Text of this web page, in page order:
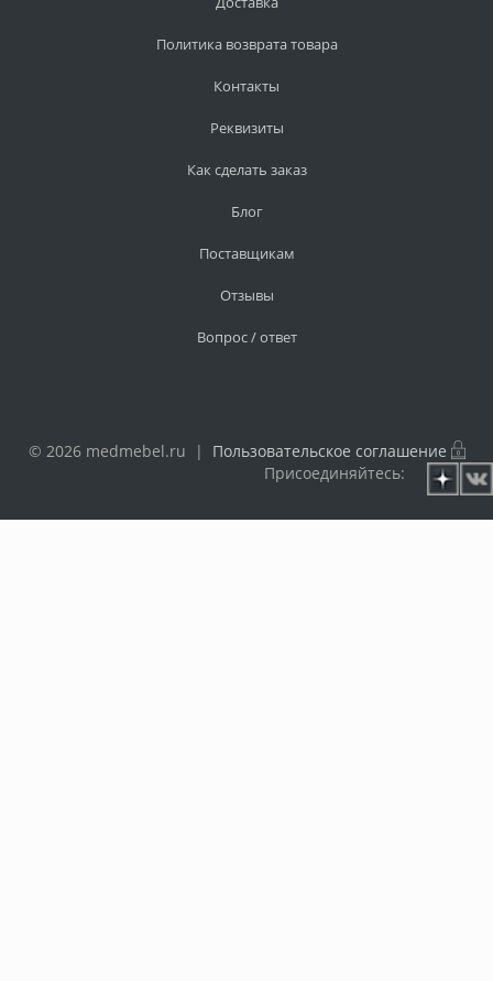
Политика возврата товара
Контакты
Реквизиты
Как сделать заказ
Блог
Поставщикам
Отзывы
Вопрос / ответ
© 2026 medmebel.ru | Пользовательское соглашение
Присоединяйтесь: